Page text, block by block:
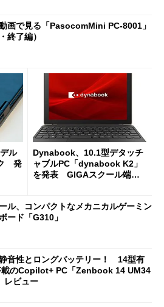
画で見る「PasocomMini PC-8001」
終了編）
ル
発
Dynabook、10.1型デタッチ
ャブルPC「dynabook K2」
を発表 GIGAスクール端末
ル、コンパクトなメカニカルゲーミン
ード「G310」
音性とロングバッテリー！ 14型有
載のCopilot+ PC「Zenbook 14 UM34
レビュー